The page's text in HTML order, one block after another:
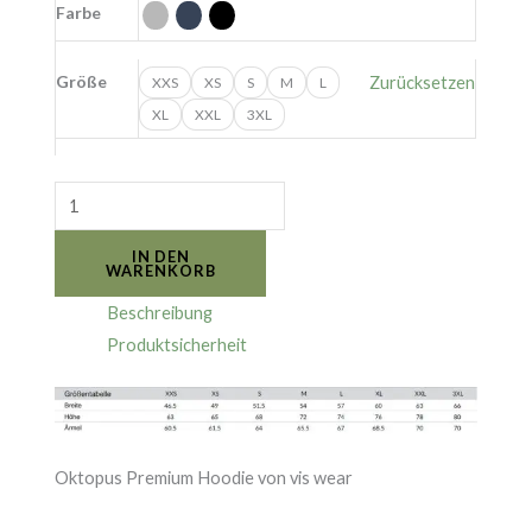
Farbe
Größe XXS XS S M
L
XL
XXL 3XL
Zurücksetzen
IN DEN
WARENKORB
Beschreibung
Produktsicherheit
Oktopus Premium Hoodie von vis wear